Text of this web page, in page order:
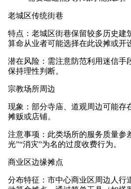
老城区传统街巷
特点：老城区街巷保留较多历史建
算命从业者可能选择在此设摊或开
潜在风险：需注意防范利用迷信手
保持理性判断。
宗教场所周边
现象：部分寺庙、道观周边可能存
摊贩或店铺。
注意事项：此类场所的服务质量参
光”“消灾”为名的过度收费行为。
商业区边缘摊点
分布特征：市中心商业区周边人行